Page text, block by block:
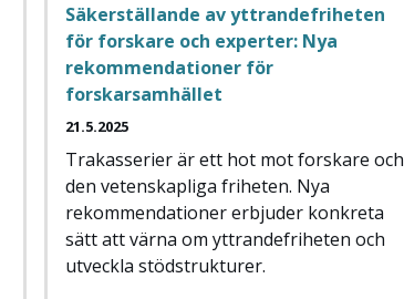
Säkerställande av yttrandefriheten
för forskare och experter: Nya
rekommendationer för
forskarsamhället
21.5.2025
Trakasserier är ett hot mot forskare och
den vetenskapliga friheten. Nya
rekommendationer erbjuder konkreta
sätt att värna om yttrandefriheten och
utveckla stödstrukturer.